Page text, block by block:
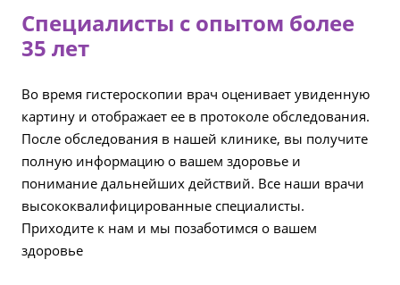
Специалисты с опытом более
35 лет
Во время гистероскопии врач оценивает увиденную
картину и отображает ее в протоколе обследования.
После обследования в нашей клинике, вы получите
полную информацию о вашем здоровье и
понимание дальнейших действий. Все наши врачи
высококвалифицированные специалисты.
Приходите к нам и мы позаботимся о вашем
здоровье